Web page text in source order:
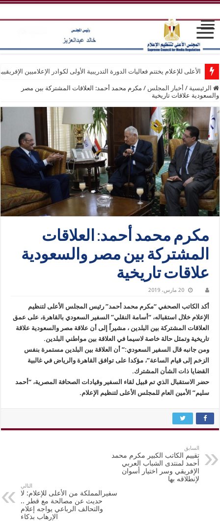
الأعلى للإعلام يختتم فعاليات الدورة التدريبية الأولى لكوادر الإعلاميين
الرئيسية / أخبار المجلس / مكرم محمد أحمد: العلاقات المشتركة بين مصر
والسعودية علاقات تاريخية
مكرم محمد أحمد: العلاقات
المشتركة بين مصر والسعودية
علاقات تاريخية
20 مارس، 2019
أكد الكاتب الصحفي “مكرم محمد أحمد” رئيس المجلس الأعلى لتنظيم
الإعلام خلال استقباله، “أسامة النقلي” السفير السعودي بالقاهرة، على عمق
العلاقات المشتركة بين البلدين ، مشيراً إلى أن علاقة مصر والسعودية علاقة
تاريخية وتمثل حالة خاصة لاسيما في العلاقة بين مواطني البلدين.
ومن جانبه قال السفير السعودي:” أن العلاقة بين البلدين مستمرة بنفس
الزخم إلى قيام الساعة”، مؤكدا على توافق القاهرة والرياض في غالبية
القضايا ذات الشأن المشترك.
حضر الاستقبال الذي تم قبيل لقاء السفير وقيادات الصحافة المصرية، “أحمد
سليم” الأمين العام للمجلس الأعلى لتنظيم الإعلام.
السابق
تقييم الكاتب الكبير مكرم محمد
أحمد لمنتدى الشباب العربي
الإفريقي وسر اختيار أسوان
لإنطلاقه بها
التالي
سفيرالمملكة من الأعلى للإعلام: لا
حديث عن مصالحة مع قطر ..
والتحالف الرباعي يواجه إعلام
الإرهاب بذكاء